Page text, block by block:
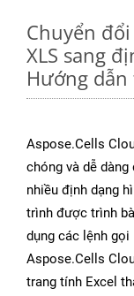
Chuyển
XLS sang
Hướng
Aspose.Cells
chóng và dễ
nhiều định dạng
trình được trình
dụng các lệnh gọi
Aspose.Cells
trang tính Excel